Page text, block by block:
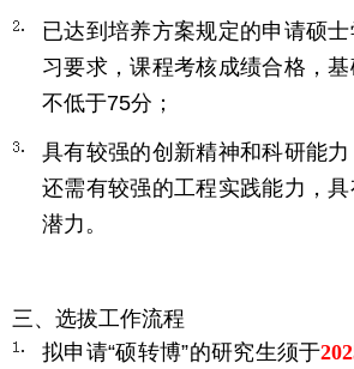
已达到培养方案规定的申请硕
习要求，课程考核成绩合格，
不低于75分；
具有较强的创新精神和科研能
还需有较强的工程实践能力，
潜力。
三、选拔工作流程
拟申请“硕转博”的研究生须于